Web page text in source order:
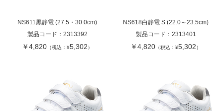
NS611黒静電 (27.5・30.0cm)
製品コード： 2313392
￥4,820 （税込：¥5,302）
NS618白静電 S (22.0～23.5cm)
製品コード： 2313401
￥4,820 （税込：¥5,302）